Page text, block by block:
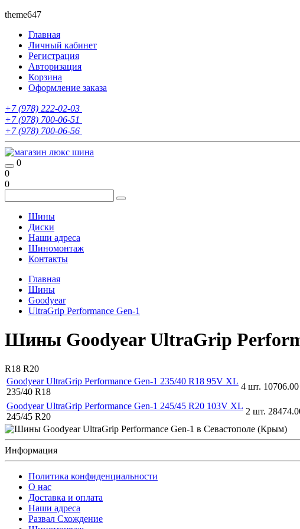
theme647
Главная
Личный кабинет
Регистрация
Авторизация
Корзина
Оформление заказа
+7 (978) 222-02-03
+7 (978) 700-06-51
+7 (978) 700-06-56
0
0
0
Шины
Диски
Наши адреса
Шиномонтаж
Контакты
Главная
Шины
Goodyear
UltraGrip Performance Gen-1
Шины Goodyear UltraGrip
R18 R20
Goodyear UltraGrip Performance Gen-1 235/40 R18 95V XL
235/40 R18
4 шт.
Goodyear UltraGrip Performance Gen-1 245/45 R20 103V XL
245/45 R20
2 шт.
Информация
Политика конфиденциальности
O нас
Доставка и оплата
Наши адреса
Развал Схождение